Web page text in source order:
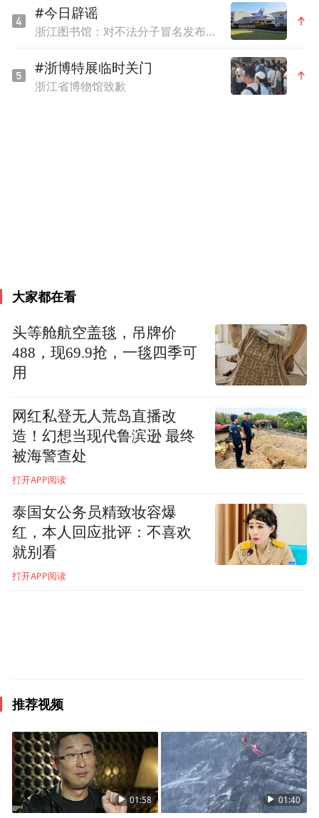
令魏宗万家喻户晓的，是1992年的《三毛从
良，那句“小把戏，跟我斗？”的口头禅，以
及“一个榔头飞出去”和使绊子让三毛钻饭桶
的经典桥段，至今仍令几代观众津津乐道。
凭借此角，他斩获第13届中国电影金鸡奖最
佳男配角奖。他曾坦言：“这部电影中的笑
料，70%都是我想出来的。我的所有小品都
是工厂里的生活，我很感谢这四年的工厂生
活。”
荧幕上的“千面人”：从枭雄到奸相、权臣
程公，他总能赋予反派角色复杂的人性深
度，而非简单的脸谱化。
#今日辟谣
浙江图书馆：对不法分子冒名发布虚假信息的严正声明
#浙博特展临时关门
浙江省博物馆致歉
大家都在看
头等舱航空盖毯，吊牌价
488，现69.9抢，一毯四季可
用
网红私登无人荒岛直播改
造！幻想当现代鲁滨逊 最终
被海警查处
打开APP阅读
泰国女公务员精致妆容爆
红，本人回应批评：不喜欢
就别看
打开APP阅读
推荐视频
01:58 01:40